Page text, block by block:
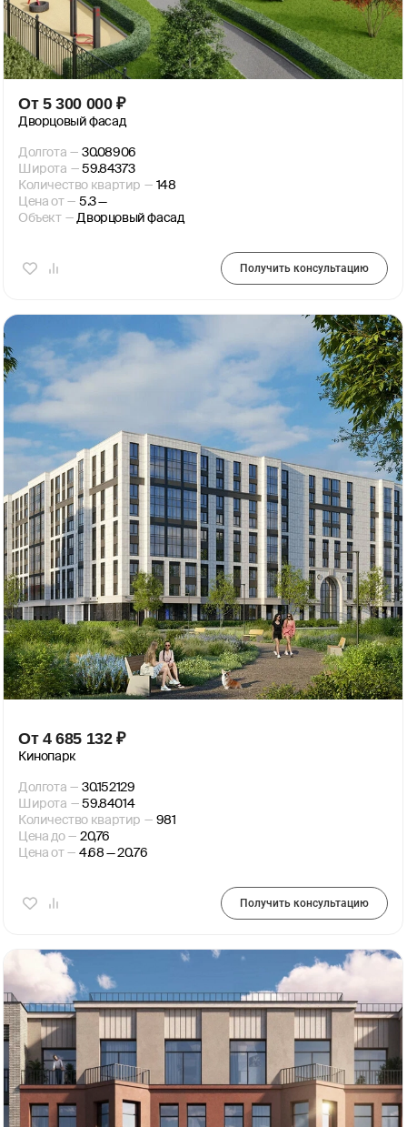
От 5 300 000 ₽
Дворцовый фасад
Долгота — 30.08906
Широта — 59.84373
Количество квартир — 148
Цена от — 5.3 —
Объект — Дворцовый фасад
Получить консультацию
От 4 685 132 ₽
Кинопарк
Долгота — 30.152129
Широта — 59.84014
Количество квартир — 981
Цена до — 20,76
Цена от — 4.68 — 20.76
Получить консультацию